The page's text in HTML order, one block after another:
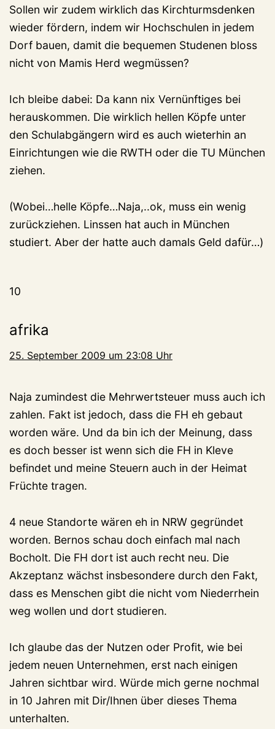
Sollen wir zudem wirklich das Kirchturmsdenken
wieder fördern, indem wir Hochschulen in jedem
Dorf bauen, damit die bequemen Studenen bloss
nicht von Mamis Herd wegmüssen?
Ich bleibe dabei: Da kann nix Vernünftiges bei
herauskommen. Die wirklich hellen Köpfe unter
den Schulabgängern wird es auch wieterhin an
Einrichtungen wie die RWTH oder die TU München
ziehen.
(Wobei…helle Köpfe…Naja,..ok, muss ein wenig
zurückziehen. Linssen hat auch in München
studiert. Aber der hatte auch damals Geld dafür…)
10
afrika
25. September 2009 um 23:08 Uhr
Naja zumindest die Mehrwertsteuer muss auch ich
zahlen. Fakt ist jedoch, dass die FH eh gebaut
worden wäre. Und da bin ich der Meinung, dass
es doch besser ist wenn sich die FH in Kleve
befindet und meine Steuern auch in der Heimat
Früchte tragen.
4 neue Standorte wären eh in NRW gegründet
worden. Bernos schau doch einfach mal nach
Bocholt. Die FH dort ist auch recht neu. Die
Akzeptanz wächst insbesondere durch den Fakt,
dass es Menschen gibt die nicht vom Niederrhein
weg wollen und dort studieren.
Ich glaube das der Nutzen oder Profit, wie bei
jedem neuen Unternehmen, erst nach einigen
Jahren sichtbar wird. Würde mich gerne nochmal
in 10 Jahren mit Dir/Ihnen über dieses Thema
unterhalten.